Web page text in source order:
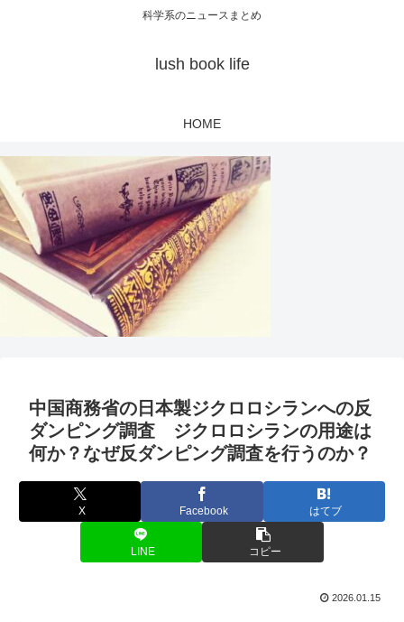
科学系のニュースまとめ
lush book life
HOME
中国商務省の日本製ジクロロシランへの反
ダンピング調査 ジクロロシランの用途は
何か？なぜ反ダンピング調査を行うのか？
X Facebook はてブ
LINE コピー
2026.01.15